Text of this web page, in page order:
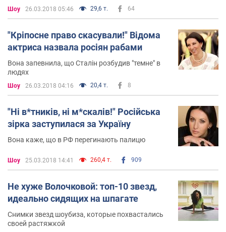
Шоу 26.03.2018 05:46 29,6 т. 64
"Кріпосне право скасували!" Відома
актриса назвала росіян рабами
Вона запевнила, що Сталін розбудив "темне" в
людях
Шоу 26.03.2018 04:16 20,4 т. 8
"Ні в*тників, ні м*скалів!" Російська
зірка заступилася за Україну
Вона каже, що в РФ перегинають палицю
Шоу 25.03.2018 14:41 260,4 т. 909
Не хуже Волочковой: топ-10 звезд,
идеально сидящих на шпагате
Снимки звезд шоубиза, которые похвастались
своей растяжкой